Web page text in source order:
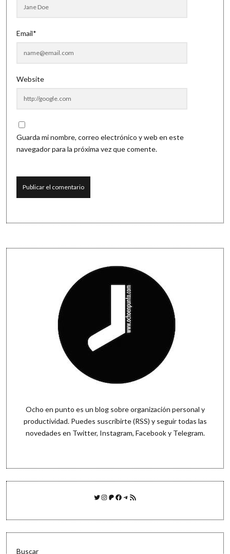
Email*
Website
Guarda mi nombre, correo electrónico y web en este
navegador para la próxima vez que comente.
Sidebar
Ocho en punto es un blog sobre organización personal y
productividad. Puedes suscribirte (RSS) y seguir todas las
novedades en Twitter, Instagram, Facebooky Telegram.
Twitter
Instagram
Patreon
Facebook
Telegram
Feed RSS
Buscar